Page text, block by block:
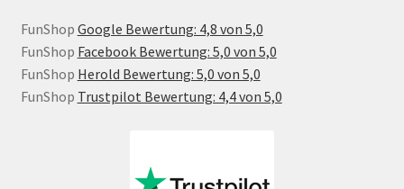
FunShop Google Bewertung: 4,8 von 5,0
FunShop Facebook Bewertung: 5,0 von 5,0
FunShop Herold Bewertung: 5,0 von 5,0
FunShop Trustpilot Bewertung: 4,4 von 5,0